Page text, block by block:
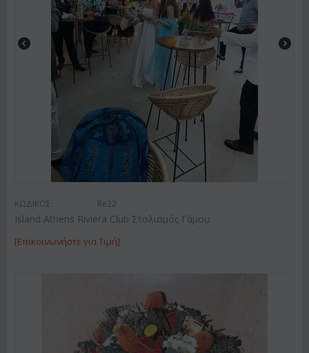
ΚΩΔΙΚΟΣ: Re22
Island Athens Riviera Club Στολισμός Γάμου.
[Επικοινωνήστε για Τιμή]